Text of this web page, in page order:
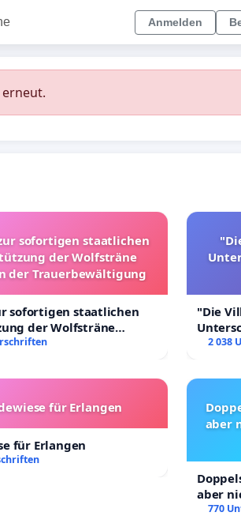
Anmelden
sofortigen staatlichen
der Wolfsträne
der Trauerbewältigung
sofortigen staatlichen
der Wolfsträne
Trauerbewältigung
"Die
Erhalt
2 038
für Erlangen
für Erlangen
aber
aber
Rechte!
770